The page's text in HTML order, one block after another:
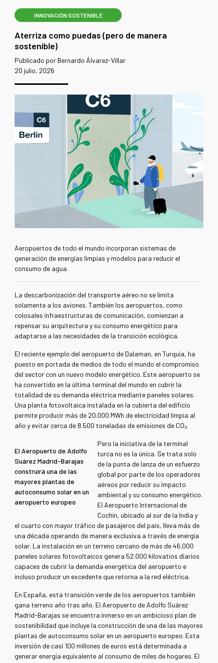
INNOVACIÓN SOSTENIBLE
Aterriza como puedas (pero de manera
sostenible)
Publicado por Bernardo Álvarez-Villar
20 julio, 2026
Aeropuertos de todo el mundo incorporan sistemas de
generación de energías limpias y modelos para reducir el
consumo de agua.
La descarbonización del transporte aéreo no se limita
solamente a los aviones. También los aeropuertos, como
colosales infraestructuras de comunicación, comienzan a
repensar su arquitectura y su consumo energético para
adaptarse a las necesidades de la transición ecológica.
El reciente ejemplo del aeropuerto de Dalaman, en Turquía, ha
puesto en portada de medios de todo el mundo el compromiso
del sector con un nuevo modelo energético. Este aeropuerto se
ha convertido en la última terminal del mundo en cubrir la
totalidad de su demanda eléctrica mediante paneles solares.
Una planta fotovoltaica instalada en la cubierta del edificio
permite producir más de 20.000 MWh de electricidad limpia al
año y evitar cerca de 8.500 toneladas de emisiones de CO₂.
El Aeropuerto de Adolfo
Suárez Madrid-Barajas
construirá una de las
mayores plantas de
autoconsumo solar en un
aeropuerto europeo
Pero la iniciativa de la terminal
turca no es la única. Se trata solo
de la punta de lanza de un esfuerzo
global por parte de los operadores
aéreos por reducir su impacto
ambiental y su consumo energético.
El Aeropuerto Internacional de
Cochin, ubicado al sur de la India y
el cuarto con mayor tráfico de pasajeros del país, lleva más de
una década operando de manera exclusiva a través de energía
solar. La instalación en un terreno cercano de más de 46.000
paneles solares fotovoltaicos genera 52.000 kilovatios diarios
capaces de cubrir la demanda energética del aeropuerto e
incluso producir un excedente que retorna a la red eléctrica.
En España, esta transición verde de los aeropuertos también
gana terreno año tras año. El Aeropuerto de Adolfo Suárez
Madrid-Barajas se encuentra inmerso en un ambicioso plan de
sostenibilidad que incluye la construcción de una de las mayores
plantas de autoconsumo solar en un aeropuerto europeo. Esta
inversión de casi 100 millones de euros está determinada a
generar energía equivalente al consumo de miles de hogares. El